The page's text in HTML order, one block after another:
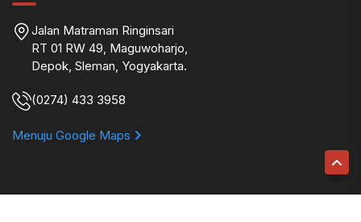
Jalan Matraman Ringinsari
RT 01 RW 49, Maguwoharjo,
Depok, Sleman, Yogyakarta.
(0274) 433 3958
Menuju Google Maps